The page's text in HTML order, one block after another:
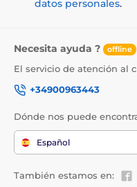
recargable
litio con una
carga en 2 horas. Con
aproximadamente 30
El E-Collar
datos personales.
Necesita ayuda ? offline
El servicio de atención al
+34900963443
Dónde nos puede
Español
También estamos en: